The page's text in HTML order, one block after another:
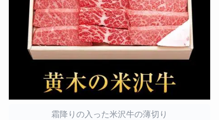
霜降りの入った米沢牛の薄切り